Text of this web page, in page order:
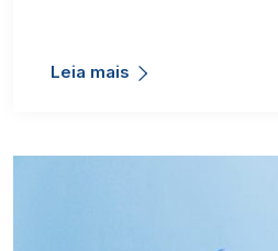
Leia mais